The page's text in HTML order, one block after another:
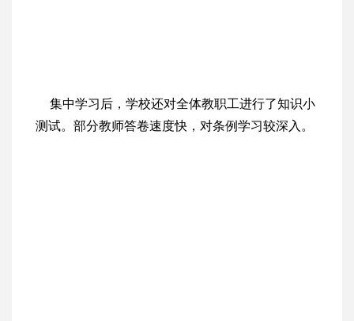
集中学习后，学校还对全体教职工进行了知识小
测试。部分教师答卷速度快，对条例学习较深入。